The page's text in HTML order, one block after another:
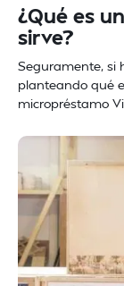
¿Qué es
sirve?
Seguramente, si
planteando qué
micropréstamo